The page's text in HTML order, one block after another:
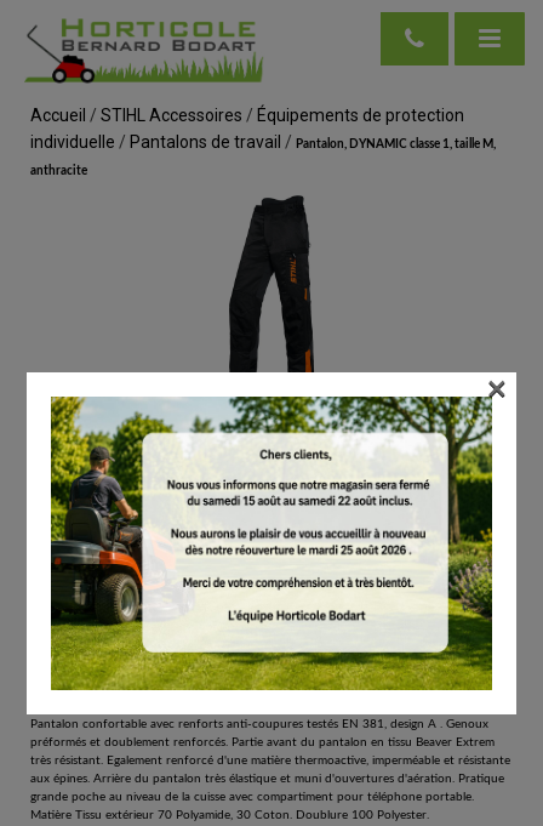
Accueil / STIHL Accessoires / Équipements de protection
individuelle / Pantalons de travail / Pantalon, DYNAMIC classe 1, taille M,
anthracite
voir en taille réelle
STIHL
Pantalon, DYNAMIC classe 1, taille M,
anthracite
# 00883422404
Pantalons de travail
225.00
Tous les prix comprennent la TVA de 21%.
Réserver
Pantalon confortable avec renforts anti-coupures testés EN 381, design A . Genoux
préformés et doublement renforcés. Partie avant du pantalon en tissu Beaver Extrem
très résistant. Egalement renforcé d'une matière thermoactive, imperméable et résistante
aux épines. Arrière du pantalon très élastique et muni d'ouvertures d'aération. Pratique
grande poche au niveau de la cuisse avec compartiment pour téléphone portable.
Matière Tissu extérieur 70 Polyamide, 30 Coton. Doublure 100 Polyester.
×